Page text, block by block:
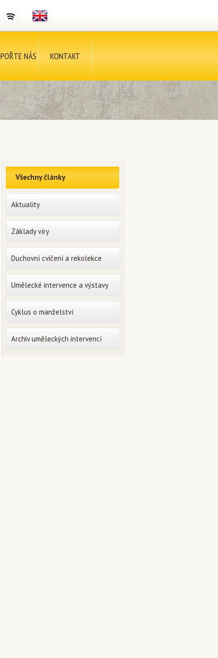
NÁS KONTAKT
Všechny články
Aktuality
Základy víry
Duchovní cvičení a rekolekce
Umělecké intervence a výstavy
Cyklus o manželství
Archiv uměleckých intervencí